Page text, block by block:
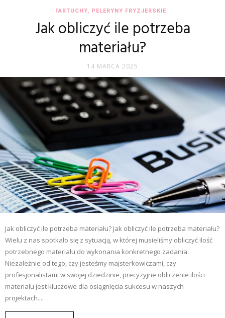
FARTUCHY, PELERYNY FRYZJERSKIE
Jak obliczyć ile potrzeba
materiału?
14 MARCA 2025
Jak obliczyć ile potrzeba materiału? Jak obliczyć ile potrzeba materiału?
Wielu z nas spotkało się z sytuacją, w której musieliśmy obliczyć ilość
potrzebnego materiału do wykonania konkretnego zadania.
Niezależnie od tego, czy jesteśmy majsterkowiczami, czy
profesjonalistami w swojej dziedzinie, precyzyjne obliczenie ilości
materiału jest kluczowe dla osiągnięcia sukcesu w naszych
projektach....